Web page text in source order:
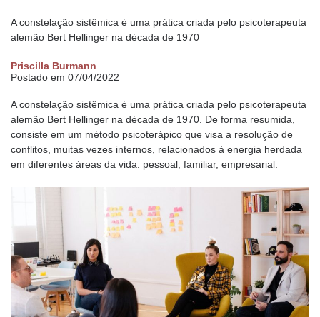
A constelação sistêmica é uma prática criada pelo psicoterapeuta
alemão Bert Hellinger na década de 1970
Priscilla Burmann
Postado em 07/04/2022
A constelação sistêmica é uma prática criada pelo psicoterapeuta
alemão Bert Hellinger na década de 1970. De forma resumida,
consiste em um método psicoterápico que visa a resolução de
conflitos, muitas vezes internos, relacionados à energia herdada
em diferentes áreas da vida: pessoal, familiar, empresarial.